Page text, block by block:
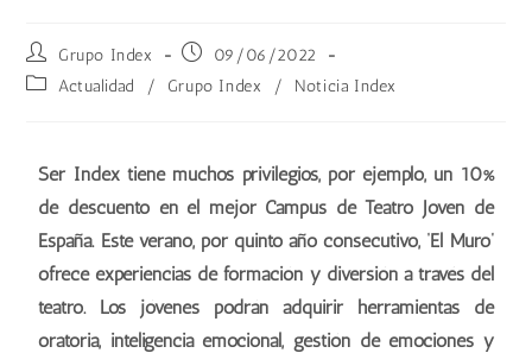
Grupo Index
09/06/2022
Actualidad
/ Grupo Index / Noticia Index
Ser Index tiene muchos privilegios, por ejemplo, un 10%
de descuento en el mejor Campus de Teatro Joven de
España. Este verano, por quinto año consecutivo, ‘El Muro’
ofrece experiencias de formación y diversión a través del
teatro. Los jóvenes podrán adquirir herramientas de
oratoria, inteligencia emocional, gestión de emociones y